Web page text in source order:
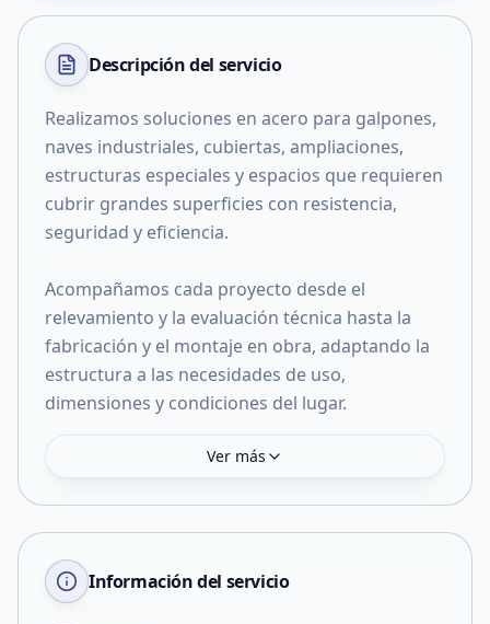
Descripción del servicio
Realizamos soluciones en acero para galpones,
naves industriales, cubiertas, ampliaciones,
estructuras especiales y espacios que requieren
cubrir grandes superficies con resistencia,
seguridad y eficiencia.
Acompañamos cada proyecto desde el
relevamiento y la evaluación técnica hasta la
fabricación y el montaje en obra, adaptando la
estructura a las necesidades de uso,
dimensiones y condiciones del lugar.
Ver más
Información del servicio